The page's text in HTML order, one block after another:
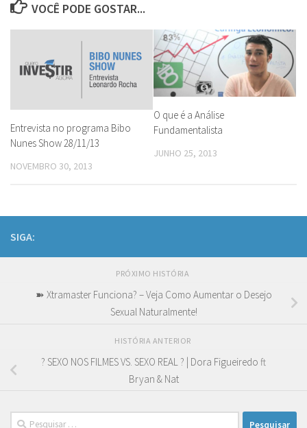
VOCÊ PODE GOSTAR...
Entrevista no programa Bibo
Nunes Show 28/11/13
NOVEMBRO 30, 2013
O que é a Análise
Fundamentalista
JUNHO 25, 2013
SIGA:
PRÓXIMO HISTÓRIA
➽ Xtramaster Funciona? – Veja Como Aumentar o Desejo
Sexual Naturalmente!
HISTÓRIA ANTERIOR
? SEXO NOS FILMES VS. SEXO REAL ? | Dora Figueiredo ft
Bryan & Nat
Pesquisar